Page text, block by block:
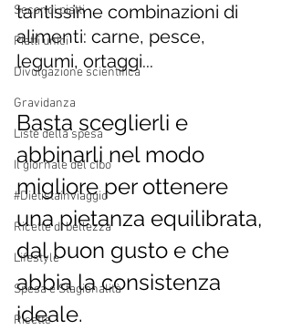
Secondi piatti
Piatti unici
Divulgazione scientifica
Gravidanza
Liste della spesa
Il giornale del cibo
#Dietistainviaggio
Ricette di bellezza
Lifestyle
Spesa e Stagionalità
Ricette
tantissime combinazioni di
alimenti: carne, pesce,
legumi, ortaggi...
Basta sceglierli e
abbinarli nel modo
migliore per ottenere
una pietanza equilibrata,
dal buon gusto e che
abbia la consistenza
ideale.